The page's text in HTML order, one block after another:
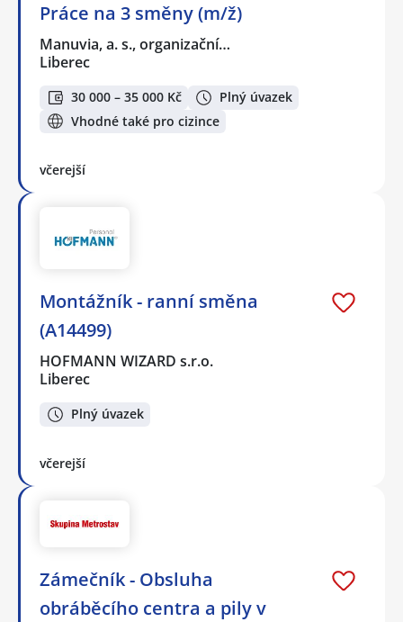
Práce na 3 směny (m/ž)
Manuvia, a. s., organizační…
Liberec
30 000 – 35 000 Kč
Plný úvazek
Vhodné také pro cizince
včerejší
Montážník - ranní směna
(A14499)
HOFMANN WIZARD s.r.o.
Liberec
Plný úvazek
včerejší
Zámečník - Obsluha
obráběcího centra a pily v